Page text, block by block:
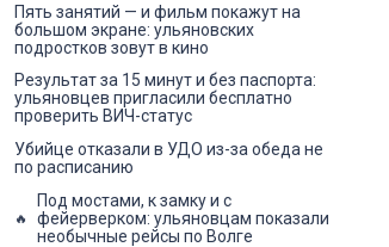
Пять занятий — и фильм покажут на
большом экране: ульяновских
подростков зовут в кино
Результат за 15 минут и без паспорта:
ульяновцев пригласили бесплатно
проверить ВИЧ-статус
Убийце отказали в УДО из-за обеда не
по расписанию
Под мостами, к замку и с
фейерверком: ульяновцам показали
необычные рейсы по Волге